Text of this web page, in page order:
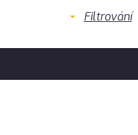
Filtrování